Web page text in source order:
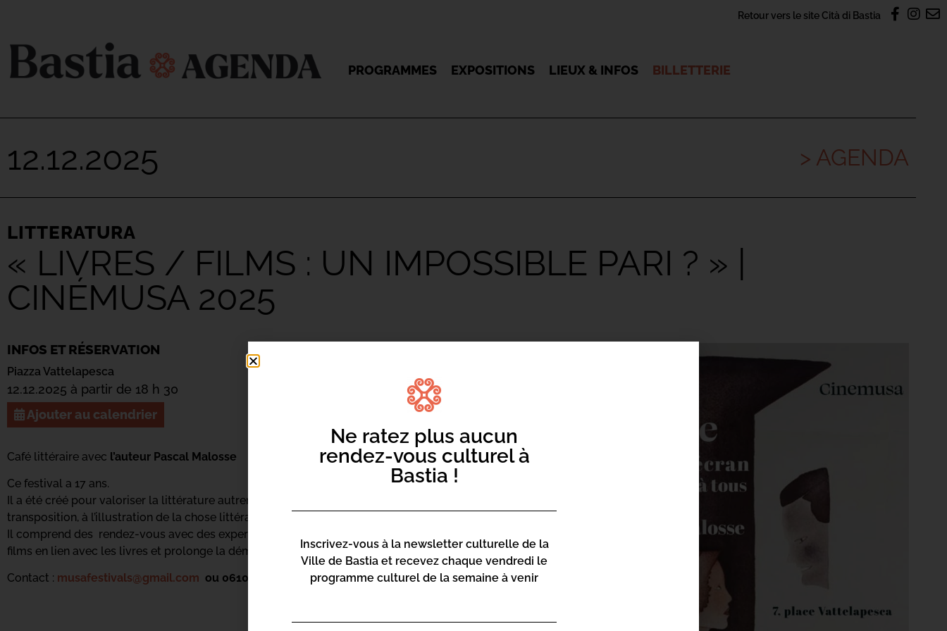
Retour vers le site Cità di Bastia
PROGRAMMES EXPOSITIONS LIEUX & INFOS BILLETTERIE
12.12.2025 > AGENDA
LITTERATURA
« LIVRES / FILMS : UN IMPOSSIBLE PARI ? » |
CINÉMUSA 2025
INFOS ET RÉSERVATION
Piazza Vattelapesca
12.12.2025 à partir de 18 h 30
Ajouter au calendrier
Café littéraire avec l’auteur Pascal Malosse
Ce festival a 17 ans.
Il a été créé pour valoriser la littérature autrement, par le biais de l’image ; réfléchir à la
transposition, à l’illustration de la chose littéraire en se divertissant et se cultivant.
Il comprend des rendez-vous avec des experts de la littérature et du cinéma , des projections de
films en lien avec les livres et prolonge la démarche des enseignants.
Contact : musafestivals@gmail.com ou 0610931511
Ne ratez plus aucun
rendez-vous culturel à
Bastia !
Inscrivez-vous à la newsletter culturelle de la
Ville de Bastia et recevez chaque vendredi le
programme culturel de la semaine à venir